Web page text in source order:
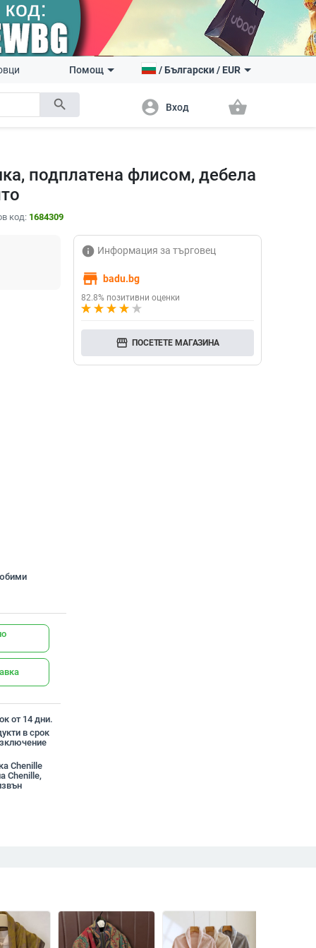
search
Помощ /Български/ EUR
account_circle Вход shopping_basket
подплатена флисом, дебела
код: 1684309
от 14 дни.
в срок
Chenille
Chenille,
info Информация за търговец
store badu.bg
82.8% позитивни оценки
storefront ПОСЕТЕТЕ МАГАЗИНА